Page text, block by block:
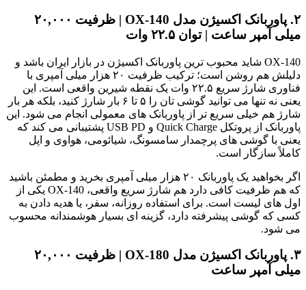
۲. پاوربانک اکسیژن مدل OX-140 | ظرفیت ۲۰,۰۰۰
میلی آمپر ساعت | توان ۲۲.۵ وات
OX-140 شاید محبوب ترین پاوربانک اکسیژن در بازار ایران باشد و
دلیلش هم روشن است؛ ترکیب ظرفیت ۲۰ هزار میلی آمپری با
فناوری شارژ سریع ۲۲.۵ وات یک نقطه شیرین واقعی است. این
یعنی نه تنها می توانید گوشی تان را ۵ تا ۶ بار شارژ کنید، بلکه هر بار
شارژ هم خیلی سریع تر از پاوربانک های معمولی انجام می شود. این
پاوربانک از پروتکل Quick Charge و USB PD پشتیبانی می کند که
یعنی با گوشی های پرچمدار سامسونگ، شیائومی، هواوی و اپل
کاملاً سازگار است.
اگر بخواهید یک پاوربانک ۲۰ هزار میلی آمپری بخرید و مطمئن باشید
که هم ظرفیت کافی دارد هم شارژ سریع واقعی، OX-140 یکی از
اول های لیست است. برای استفاده روزانه، سفر، یا هدیه دادن به
کسی که گوشی پیشرفته دارد، گزینه ای بسیار هوشمندانه محسوب
می شود.
۳. پاوربانک اکسیژن مدل OX-180 | ظرفیت ۲۰,۰۰۰
میلی آمپر ساعت